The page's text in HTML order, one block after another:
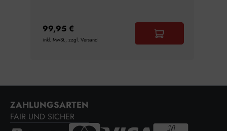
99,95 €
inkl. MwSt., zzgl. Versand
ZAHLUNGSARTEN
FAIR UND SICHER